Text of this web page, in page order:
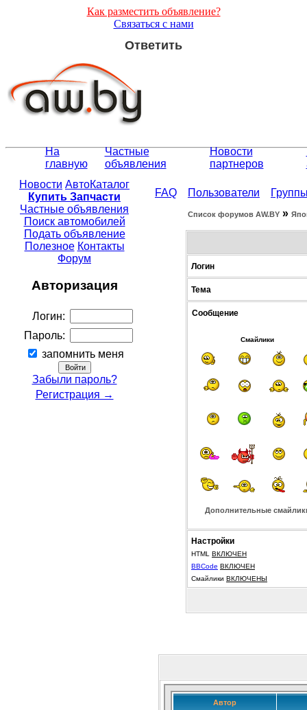
Как разместить объявление?
Связаться с нами
Ответить
На
главную
Частные
объявления
Новости
партнеров
Новости АвтоКаталог
Купить Запчасти
Частные объявления
Поиск автомобилей
Подать объявление
Полезное Контакты
Форум
Авторизация
Логин:
Пароль:
запомнить меня
Забыли пароль?
Регистрация →
FAQ Пользователи
Список форумов АW.BY »
Логин
Тема
Сообщение
Смайлики
Дополнительные
Настройки
HTML ВКЛЮЧЕН
BBCode ВКЛЮЧЕН
Смайлики ВКЛЮЧЕНЫ